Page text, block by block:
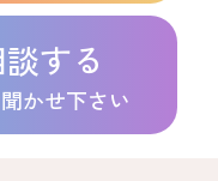
する
かせ下さい